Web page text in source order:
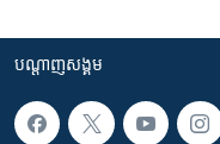
បណ្តាញ​សង្គម